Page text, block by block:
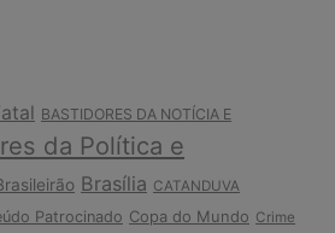
BASTIDORES DA NOTÍCIA E
da Política e
Brasília CATANDUVA
Patrocinado Copa do Mundo Crime